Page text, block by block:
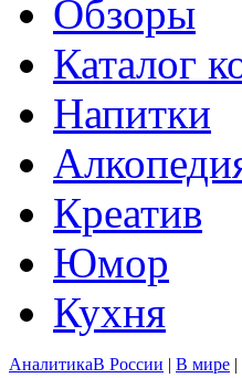
Обзоры
Каталог
Напитки
Креатив
Юмор
Кухня
АналитикаВ России | В мире |